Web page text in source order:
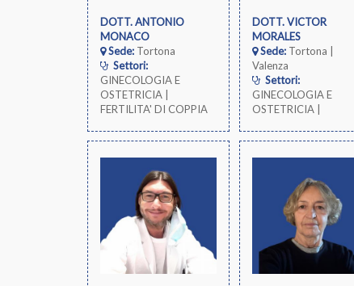
Chirillo.
DOTT. ANTONIO
MONACO
Sede:Tortona
Settori:
GINECOLOGIA E
OSTETRICIA |
FERTILITA' DI COPPIA
DOTT. VICTOR
MORALES
Sede:Tortona |
Valenza
Settori:
GINECOLOGIA E
OSTETRICIA |